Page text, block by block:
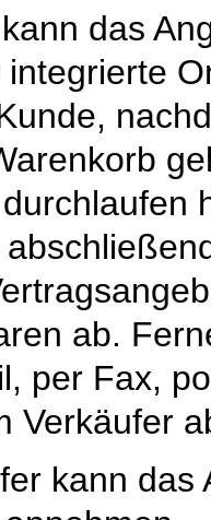
das
ab.
per Fax,
Verkäufer
kann